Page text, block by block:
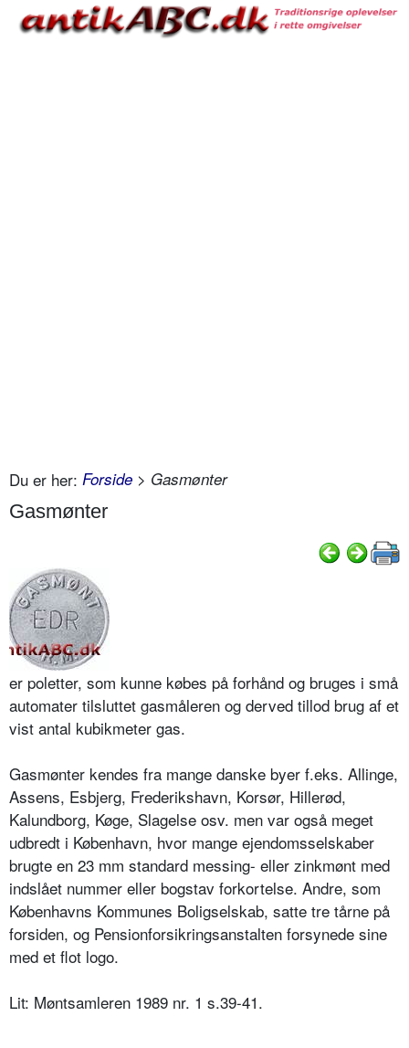
Du er her: Forside > Gasmønter
Gasmønter
er poletter, som kunne købes på forhånd og bruges i små
automater tilsluttet gasmåleren og derved tillod brug af et
vist antal kubikmeter gas.
Gasmønter kendes fra mange danske byer f.eks. Allinge,
Assens, Esbjerg, Frederikshavn, Korsør, Hillerød,
Kalundborg, Køge, Slagelse osv. men var også meget
udbredt i København, hvor mange ejendomsselskaber
brugte en 23 mm standard messing- eller zinkmønt med
indslået nummer eller bogstav forkortelse. Andre, som
Københavns Kommunes Boligselskab, satte tre tårne på
forsiden, og Pensionforsikringsanstalten forsynede sine
med et flot logo.
Lit: Møntsamleren 1989 nr. 1 s.39-41.